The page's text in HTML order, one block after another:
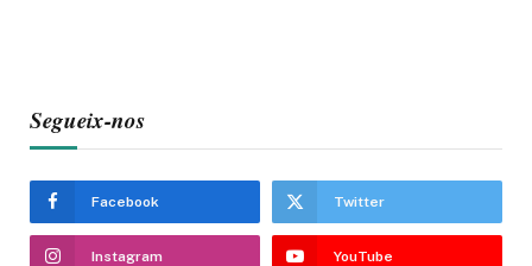
Segueix-nos
Facebook Twitter
Instagram YouTube